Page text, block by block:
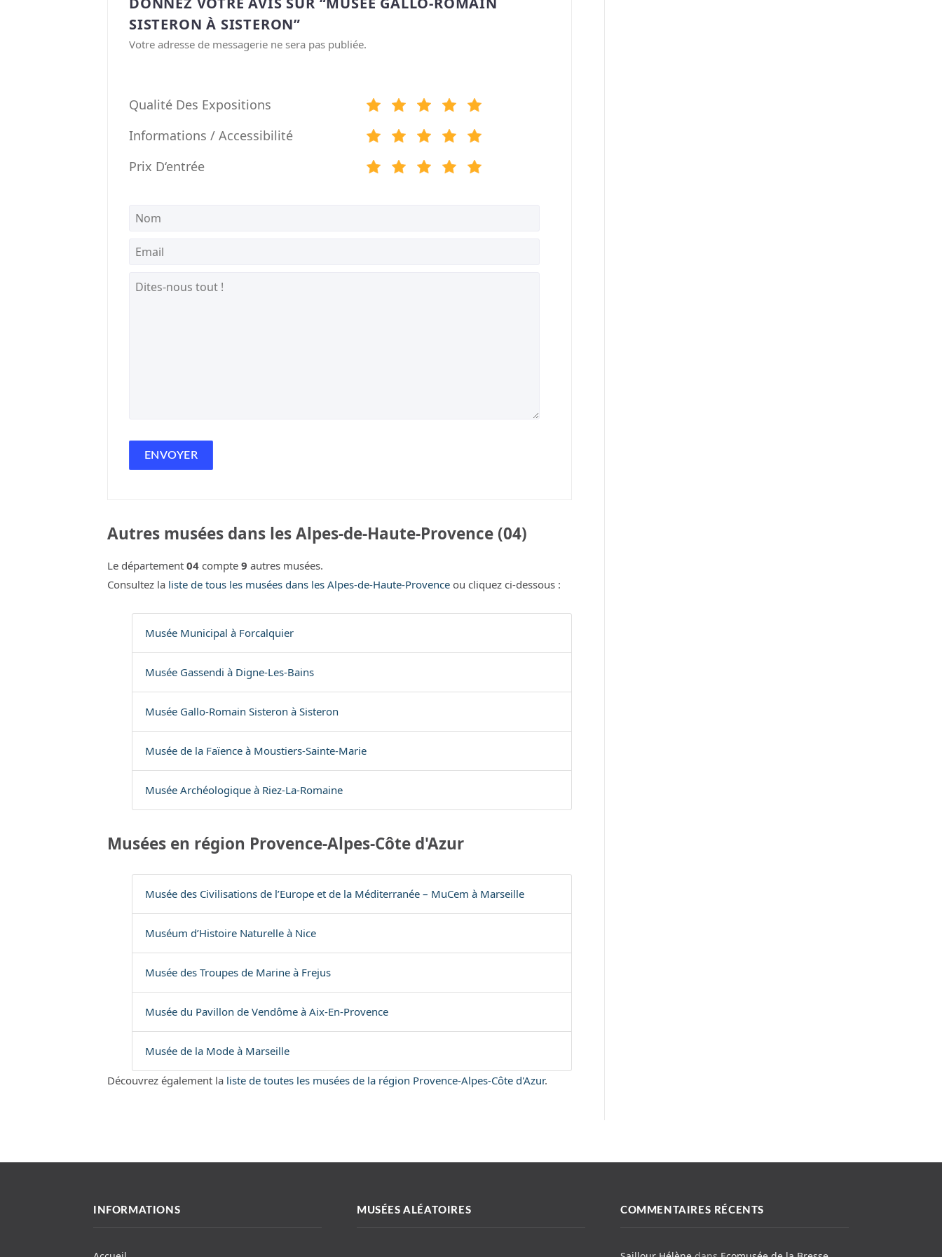
SISTERON À SISTERON”
Votre adresse de messagerie ne sera pas publiée.
Qualité Des Expositions
Informations / Accessibilité
Prix D‘entrée
Autres musées dans les Alpes-de-Haute-Provence (04)
Le département 04 compte 9 autres musées.
Consultez la liste de tous les musées dans les Alpes-de-Haute-Provence ou cliquez ci-dessous :
Musée Municipal à Forcalquier
Musée Gassendi à Digne-Les-Bains
Musée Gallo-Romain Sisteron à Sisteron
Musée de la Faïence à Moustiers-Sainte-Marie
Musée Archéologique à Riez-La-Romaine
Musées en région Provence-Alpes-Côte d'Azur
Musée des Civilisations de l’Europe et de la Méditerranée – MuCem à Marseille
Muséum d’Histoire Naturelle à Nice
Musée des Troupes de Marine à Frejus
Musée du Pavillon de Vendôme à Aix-En-Provence
Musée de la Mode à Marseille
Découvrez également la liste de toutes les musées de la région Provence-Alpes-Côte d'Azur.
INFORMATIONS MUSÉES ALÉATOIRES COMMENTAIRES RÉCENTS